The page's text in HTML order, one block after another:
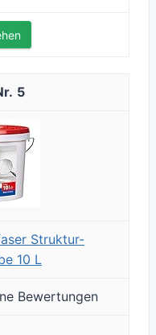
5
Struktur-
10 L
Bewertungen